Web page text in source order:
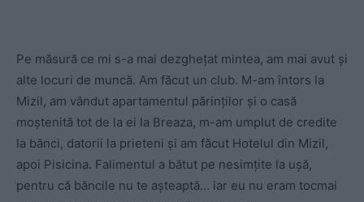
Pe măsură ce mi s-a mai dezghețat mintea, am mai avut și
alte locuri de muncă. Am făcut un club. M-am întors la
Mizil, am vândut apartamentul părinților și o casă
moștenită tot de la ei la Breaza, m-am umplut de credite
la bănci, datorii la prieteni și am făcut Hotelul din Mizil,
apoi Pisicina. Falimentul a bătut pe nesimțite la ușă,
pentru că băncile nu te așteaptă… iar eu nu eram tocmai